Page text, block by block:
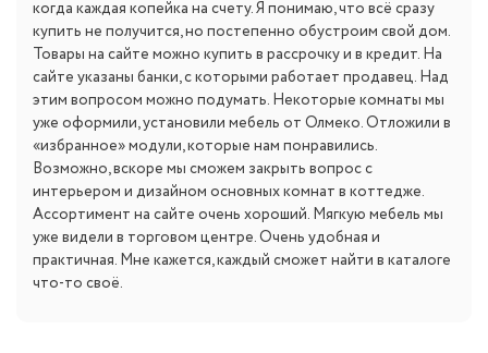
когда каждая копейка на счету. Я понимаю, что всё сразу
купить не получится, но постепенно обустроим свой дом.
Товары на сайте можно купить в рассрочку и в кредит. На
сайте указаны банки, с которыми работает продавец. Над
этим вопросом можно подумать. Некоторые комнаты мы
уже оформили, установили мебель от Олмеко. Отложили в
«избранное» модули, которые нам понравились.
Возможно, вскоре мы сможем закрыть вопрос с
интерьером и дизайном основных комнат в коттедже.
Ассортимент на сайте очень хороший. Мягкую мебель мы
уже видели в торговом центре. Очень удобная и
практичная. Мне кажется, каждый сможет найти в каталоге
что-то своё.